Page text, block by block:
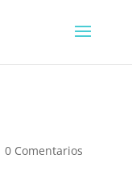
0 Comentarios